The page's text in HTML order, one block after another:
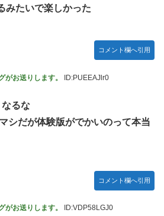
みたいで楽しかった
コメント欄へ引用
お送りします。 ID:PUEEAJlr0
るな
シだが体験版がでかいのって本当
コメント欄へ引用
お送りします。 ID:VDP58LGJ0